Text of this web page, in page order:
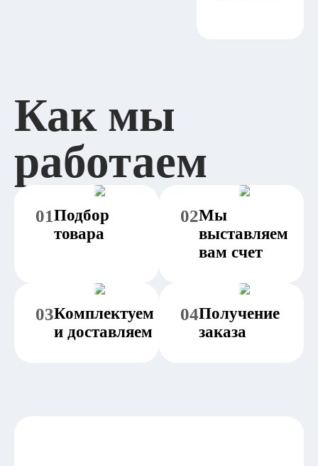
Как мы
работаем
01Подбор
товара
02Мы
выставляем
вам счет
03Комплектуем
и доставляем
04Получение
заказа